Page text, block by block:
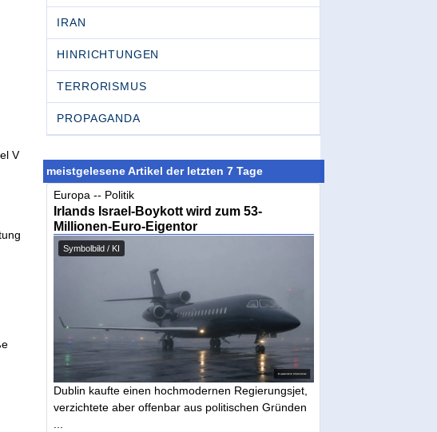
V
IRAN
HINRICHTUNGEN
TERRORISMUS
PROPAGANDA
meistgelesene Artikel der letzten 7 Tage
Europa -- Politik
Irlands Israel-Boykott wird zum 53-
Millionen-Euro-Eigentor
Symbolbild / KI
Dublin kaufte einen hochmodernen Regierungsjet,
verzichtete aber offenbar aus politischen Gründen